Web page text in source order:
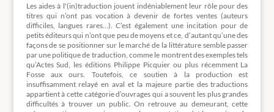
Les aides à l'(in)traduction jouent indéniablement leur rôle pour des
titres qui n’ont pas vocation à devenir de fortes ventes (auteurs
difficiles, langues rares…). C’est également une incitation pour de
petits éditeurs qui n’ont que peu de moyens et ce, d’autant qu’une des
façons de se positionner sur le marché de la littérature semble passer
par une politique de traduction, comme le montrent des exemples tels
qu’Actes Sud, les éditions Philippe Picquier ou plus récemment La
Fosse aux ours. Toutefois, ce soutien à la production est
insuffisamment relayé en aval et la majeure partie des traductions
appartient à cette catégorie d’ouvrages qui a souvent les plus grandes
difficultés à trouver un public. On retrouve au demeurant, cette